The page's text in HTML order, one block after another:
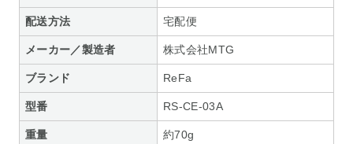
配送方法 宅配便
メーカー／製造者 株式会社MTG
ブランド ReFa
型番 RS-CE-03A
重量 約70g